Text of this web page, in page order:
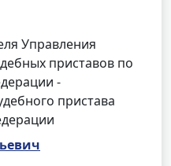
Управления
приставов по
-
пристава